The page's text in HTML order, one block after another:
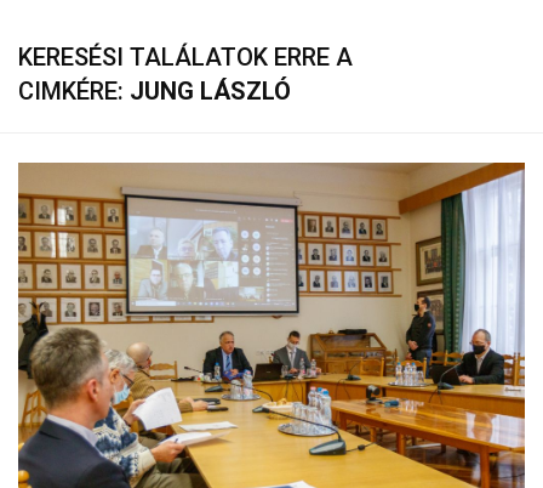
KERESÉSI TALÁLATOK ERRE A
CIMKÉRE: JUNG LÁSZLÓ